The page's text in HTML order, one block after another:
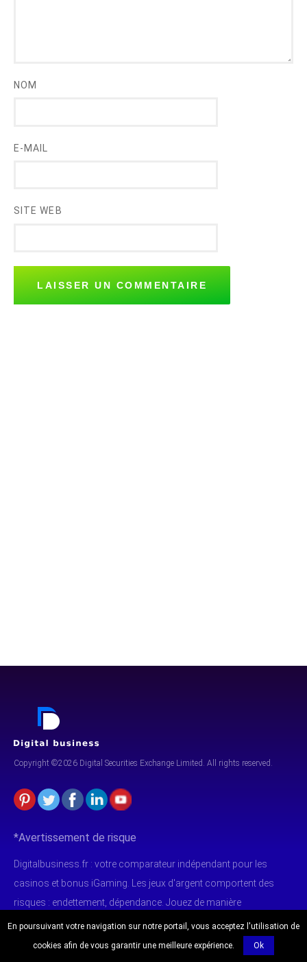
NOM
E-MAIL
SITE WEB
Copyright ©2026 Digital Securities Exchange Limited. All rights reserved.
*Avertissement de risque
Digitalbusiness.fr : votre comparateur indépendant pour les
casinos et bonus iGaming. Les jeux d'argent comportent des
risques : endettement, dépendance. Jouez de manière
responsable et avec modération. Accès interdit aux mineurs.
Avant de démarrer une activité de trading, faites le point sur vos
En poursuivant votre navigation sur notre portail, vous acceptez l'utilisation de
cookies afin de vous garantir une meilleure expérience.
Ok